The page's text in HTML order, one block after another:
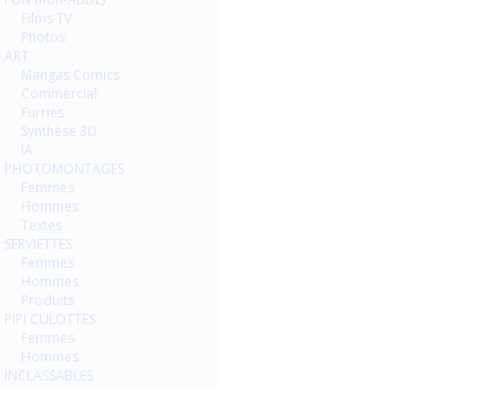
Films TV
Photos
ART
Mangas Comics
Commercial
Furries
Synthèse 3D
IA
PHOTOMONTAGES
Femmes
Hommes
Textes
SERVIETTES
Femmes
Hommes
Produits
PIPI CULOTTES
Femmes
Hommes
INCLASSABLES